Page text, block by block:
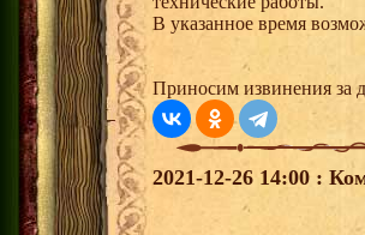
В указанное время
Приносим извинения за
2021-12-26 14:00 :